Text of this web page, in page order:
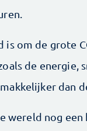
is om de grote
de energie,
dan
wereld nog